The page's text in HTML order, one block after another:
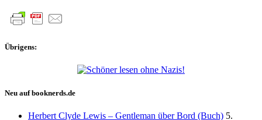
Übrigens:
Neu auf booknerds.de
Herbert Clyde Lewis – Gentleman über Bord (Buch) 5.